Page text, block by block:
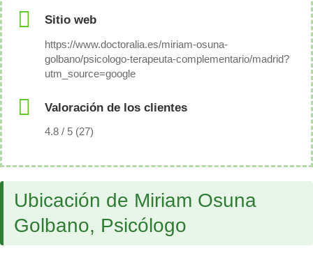
Sitio web
https://www.doctoralia.es/miriam-osuna-
golbano/psicologo-terapeuta-complementario/madrid?
utm_source=google
Valoración de los clientes
4.8 / 5 (27)
Ubicación de Miriam Osuna
Golbano, Psicólogo